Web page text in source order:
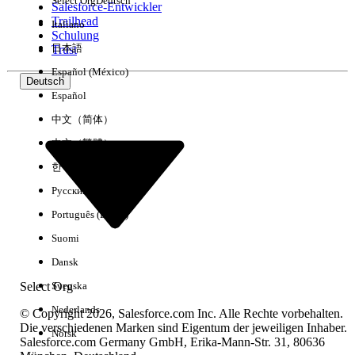
Erfahrung
Keine Ergebnisse
Salesforce-Entwickler
Trailhead
Schulung
Trust
Deutsch
Select Org
Italiano
日本語
Español (México)
Español
中文（简体）
中文（繁體）
한국어
Русский
Português (Brasil)
Suomi
Dansk
Svenska
Nederlands
Norsk
© Copyright 2026, Salesforce.com Inc. Alle Rechte vorbehalten.
Die verschiedenen Marken sind Eigentum der jeweiligen Inhaber.
Salesforce.com Germany GmbH, Erika-Mann-Str. 31, 80636